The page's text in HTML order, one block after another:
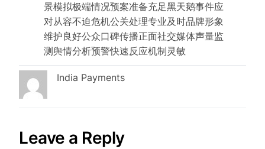
景模拟极端情况预案准备充足黑天鹅事件应
对从容不迫危机公关处理专业及时品牌形象
维护良好公众口碑传播正面社交媒体声量监
测舆情分析预警快速反应机制灵敏
India Payments
Leave a Reply